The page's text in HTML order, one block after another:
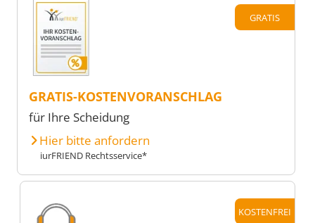
GRATIS
GRATIS-KOSTENVORANSCHLAG
für Ihre Scheidung
Hier bitte anfordern
iurFRIEND Rechtsservice*
KOSTENFREI